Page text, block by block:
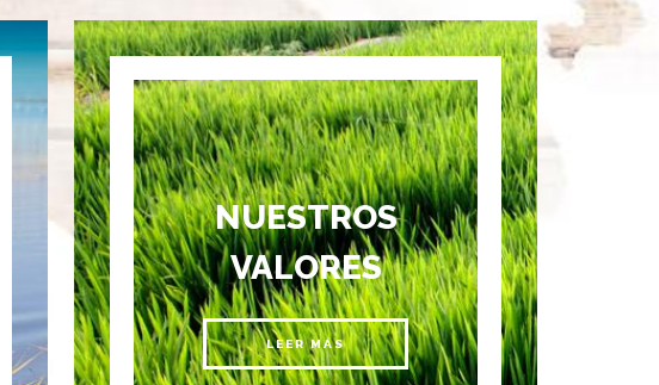
NUESTROS
VALORES
LEER MÁS